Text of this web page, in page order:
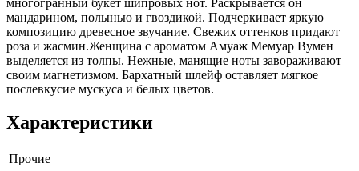
мандарином, полынью и гвоздикой. Подчеркивает яркую
композицию древесное звучание. Свежих оттенков придают
роза и жасмин.Женщина с ароматом Амуаж Мемуар Вумен
выделяется из толпы. Нежные, манящие ноты завораживают
своим магнетизмом. Бархатный шлейф оставляет мягкое
послевкусие мускуса и белых цветов.
Характеристики
Прочие